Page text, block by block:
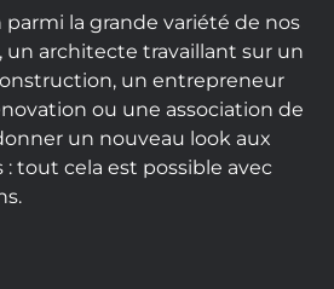
la grande variété de nos
un architecte travaillant sur un
un entrepreneur
ou une association de
un nouveau look aux
: tout cela est possible avec